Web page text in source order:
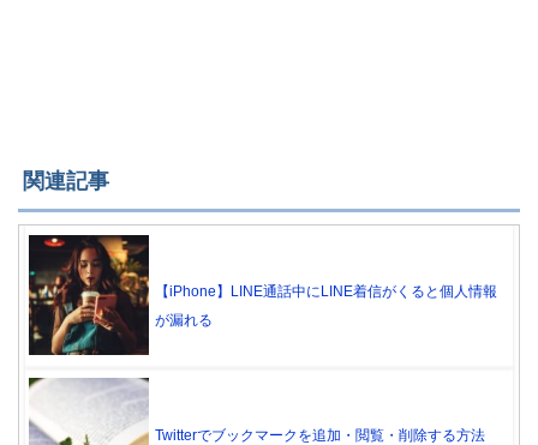
関連記事
【iPhone】LINE通話中にLINE着信がくると個人情報
が漏れる
Twitterでブックマークを追加・閲覧・削除する方法